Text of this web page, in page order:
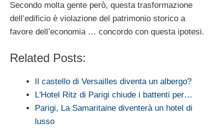
Secondo molta gente però, questa trasformazione
dell’edificio è violazione del patrimonio storico a
favore dell’economia … concordo con questa ipotesi.
Related Posts:
Il castello di Versailles diventa un albergo?
L'Hotel Ritz di Parigi chiude i battenti per…
Parigi, La Samaritaine diventerà un hotel di
lusso